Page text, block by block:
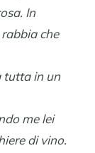
In
che
tutta in un
me lei
di vino.